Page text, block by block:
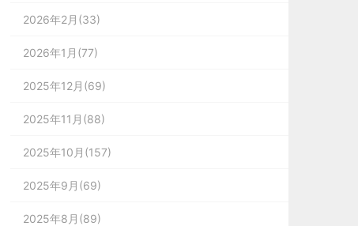
2026年2月(33)
2026年1月(77)
2025年12月(69)
2025年11月(88)
2025年10月(157)
2025年9月(69)
2025年8月(89)